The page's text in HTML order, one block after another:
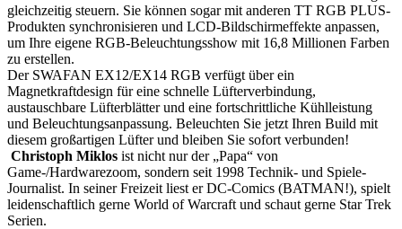
gleichzeitig steuern. Sie können sogar mit anderen TT RGB PLUS-
Produkten synchronisieren und LCD-Bildschirmeffekte anpassen,
um Ihre eigene RGB-Beleuchtungsshow mit 16,8 Millionen Farben
zu erstellen.
Der SWAFAN EX12/EX14 RGB verfügt über ein
Magnetkraftdesign für eine schnelle Lüfterverbindung,
austauschbare Lüfterblätter und eine fortschrittliche Kühlleistung
und Beleuchtungsanpassung. Beleuchten Sie jetzt Ihren Build mit
diesem großartigen Lüfter und bleiben Sie sofort verbunden!
Christoph Miklos ist nicht nur der „Papa“ von
Game-/Hardwarezoom, sondern seit 1998 Technik- und Spiele-
Journalist. In seiner Freizeit liest er DC-Comics (BATMAN!), spielt
leidenschaftlich gerne World of Warcraft und schaut gerne Star Trek
Serien.